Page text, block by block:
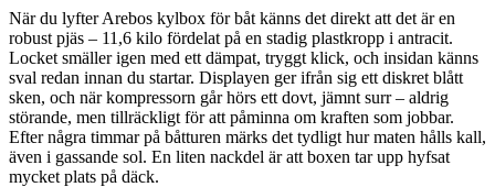
När du lyfter Arebos kylbox för båt känns det direkt att det är en
robust pjäs – 11,6 kilo fördelat på en stadig plastkropp i antracit.
Locket smäller igen med ett dämpat, tryggt klick, och insidan känns
sval redan innan du startar. Displayen ger ifrån sig ett diskret blått
sken, och när kompressorn går hörs ett dovt, jämnt surr – aldrig
störande, men tillräckligt för att påminna om kraften som jobbar.
Efter några timmar på båtturen märks det tydligt hur maten hålls kall,
även i gassande sol. En liten nackdel är att boxen tar upp hyfsat
mycket plats på däck.